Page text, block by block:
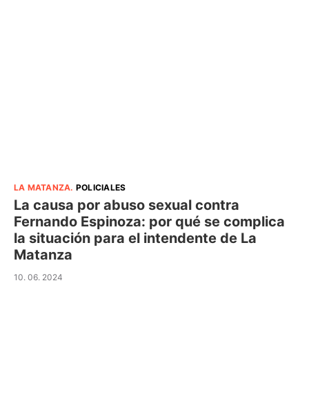
LA MATANZA. POLICIALES
La causa por abuso sexual contra
Fernando Espinoza: por qué se complica
la situación para el intendente de La
Matanza
10. 06. 2024